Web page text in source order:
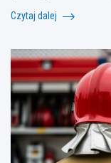
Czytaj dalej